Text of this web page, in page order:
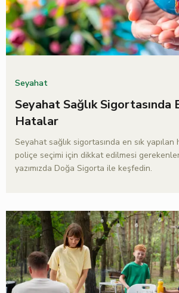
Seyahat
Seyahat Sağlık Sigortasında
Hatalar
Seyahat sağlık sigortasında en sık
poliçe seçimi için dikkat edilmesi
yazımızda Doğa Sigorta ile keşfedin.